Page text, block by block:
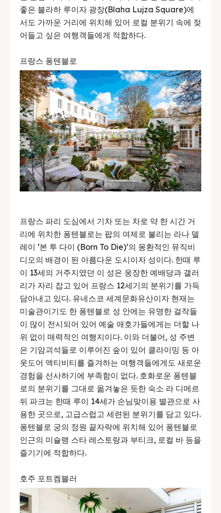
좋은 블라하 루이자 광장(Blaha Lujza Square)에
서도 가까운 거리에 위치해 있어 로컬 분위기 속에 젖
어들고 싶은 여행객들에게 적합하다.
프랑스 퐁텐블로
프랑스 파리 도심에서 기차 또는 차로 약 한 시간 거
리에 위치한 퐁텐블로는 팝의 여제로 불리는 라나 델
레이 ‘본 투 다이 (Born To Die)’의 몽환적인 뮤직비
디오의 배경이 된 아름다운 도시이자 성이다. 한때 루
이 13세의 거주지였던 이 성은 웅장한 예배당과 갤러
리가 자리 잡고 있어 프랑스 12세기의 분위기를 가득
담아내고 있다. 유네스코 세계문화유산이자 현재는
미술관이기도 한 퐁텐블로 성 안에는 유명한 걸작들
이 많이 전시되어 있어 예술 애호가들에게는 더할 나
위 없이 매력적인 여행지이다. 이와 더불어, 성 주변
은 기암괴석들로 이루어진 숲이 있어 클라이밍 등 아
웃도어 액티비티를 즐겨하는 여행객들에게도 새로운
경험을 선사하기에 부족함이 없다. 호화로운 퐁텐블
로의 분위기를 그대로 옮겨놓은 듯한 숙소 라 디메르
뒤 파크는 한때 루이 14세가 손님맞이용 별관으로 사
용한 곳으로, 고급스럽고 세련된 분위기를 담고 있다.
퐁텐블로 궁의 정원 끝자락에 위치해 있어 퐁텐블로
인근의 미슐랭 스타 레스토랑과 부티크, 로컬 바 등을
즐기기에 적합하다.
호주 포트켐블러